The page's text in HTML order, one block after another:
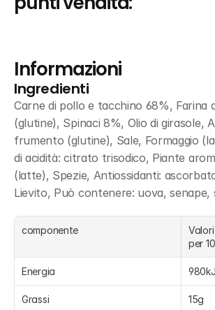
Informazioni
Ingredienti
Carne di pollo e tacchino 68%, Farina
(glutine), Spinaci 8%, Olio di girasole,
frumento (glutine), Sale, Formaggio
di acidità: citrato trisodico, Piante
(latte), Spezie, Antiossidanti:
Lievito, Può contenere: uova, senape,
componente
per
Energia
Grassi 15g